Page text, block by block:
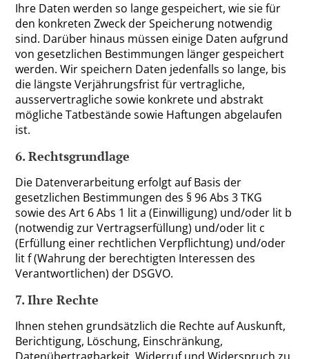
Ihre Daten werden so lange gespeichert, wie sie für
den konkreten Zweck der Speicherung notwendig
sind. Darüber hinaus müssen einige Daten aufgrund
von gesetzlichen Bestimmungen länger gespeichert
werden. Wir speichern Daten jedenfalls so lange, bis
die längste Verjährungsfrist für vertragliche,
ausservertragliche sowie konkrete und abstrakt
mögliche Tatbestände sowie Haftungen abgelaufen
ist.
6. Rechtsgrundlage
Die Datenverarbeitung erfolgt auf Basis der
gesetzlichen Bestimmungen des § 96 Abs 3 TKG
sowie des Art 6 Abs 1 lit a (Einwilligung) und/oder lit b
(notwendig zur Vertragserfüllung) und/oder lit c
(Erfüllung einer rechtlichen Verpflichtung) und/oder
lit f (Wahrung der berechtigten Interessen des
Verantwortlichen) der DSGVO.
7. Ihre Rechte
Ihnen stehen grundsätzlich die Rechte auf Auskunft,
Berichtigung, Löschung, Einschränkung,